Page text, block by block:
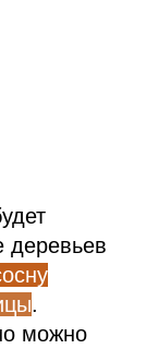
деревьев
.
можно